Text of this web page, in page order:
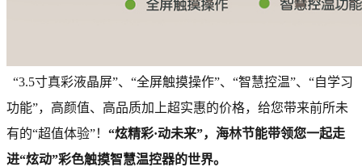
“3.5寸真彩液晶屏”、“全屏触摸操作”、“智慧控温”、“自学习
功能”，高颜值、高品质加上超实惠的价格，给您带来前所未
有的“超值体验”！ “炫精彩·动未来”，海林节能带领您一起走
进“炫动”彩色触摸智慧温控器的世界。